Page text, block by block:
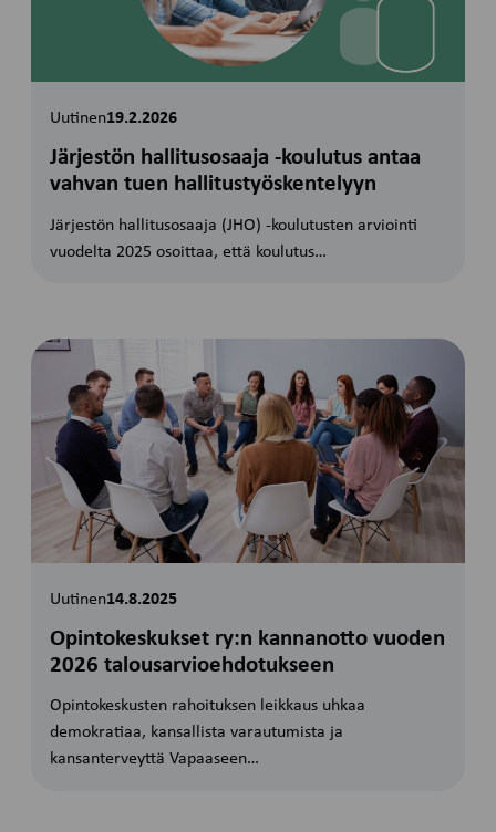
Uutinen19.2.2026
Järjestön hallitusosaaja -koulutus antaa
vahvan tuen hallitustyöskentelyyn
Järjestön hallitusosaaja (JHO) ‑koulutusten arviointi
vuodelta 2025 osoittaa, että koulutus…
Uutinen14.8.2025
Opintokeskukset ry:n kannanotto vuoden
2026 talousarvioehdotukseen
Opintokeskusten rahoituksen leikkaus uhkaa
demokratiaa, kansallista varautumista ja
kansanterveyttä Vapaaseen…